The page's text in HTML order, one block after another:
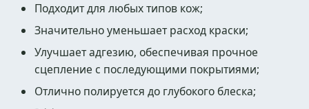
Подходит для любых типов кож;
Значительно уменьшает расход краски;
Улучшает адгезию, обеспечивая прочное
сцепление с последующими покрытиями;
Отлично полируется до глубокого блеска;